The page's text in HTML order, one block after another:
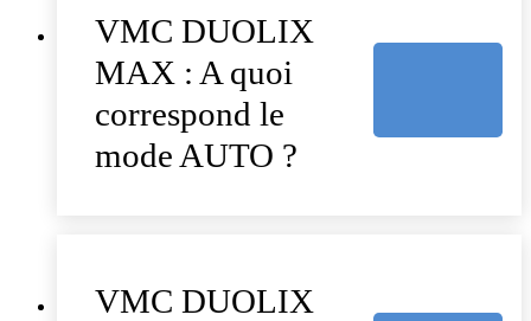
VMC DUOLIX
MAX : A quoi
correspond le
mode AUTO ?
VMC DUOLIX